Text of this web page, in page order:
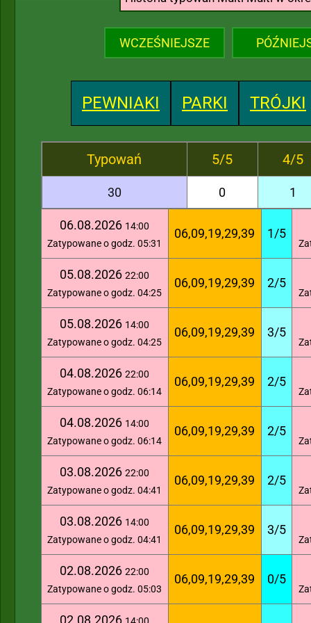
WCZEŚNIEJSZE
PEWNIAKI PARKI TRÓJKI
Typowań 5/5 4/5
30 0 1
06.08.2026 14:00
Zatypowane o godz. 05:31
06,09,19,29,39 1/5
05.08.2026 22:00
Zatypowane o godz. 04:25
06,09,19,29,39 2/5
05.08.2026 14:00
Zatypowane o godz. 04:25
06,09,19,29,39 3/5
04.08.2026 22:00
Zatypowane o godz. 06:14
06,09,19,29,39 2/5
04.08.2026 14:00
Zatypowane o godz. 06:14
06,09,19,29,39 2/5
03.08.2026 22:00
Zatypowane o godz. 04:41
06,09,19,29,39 2/5
03.08.2026 14:00
Zatypowane o godz. 04:41
06,09,19,29,39 3/5
02.08.2026 22:00
Zatypowane o godz. 05:03
06,09,19,29,39 0/5
02.08.2026